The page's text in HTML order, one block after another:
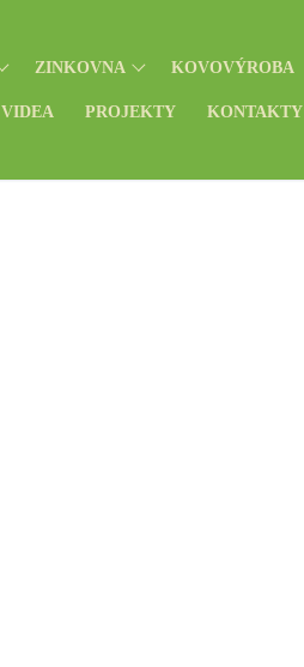
ZINKOVNA KOVOVÝROBA
VIDEA PROJEKTY KONTAKTY